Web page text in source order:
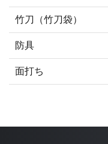
竹刀（竹刀袋）
防具
面打ち